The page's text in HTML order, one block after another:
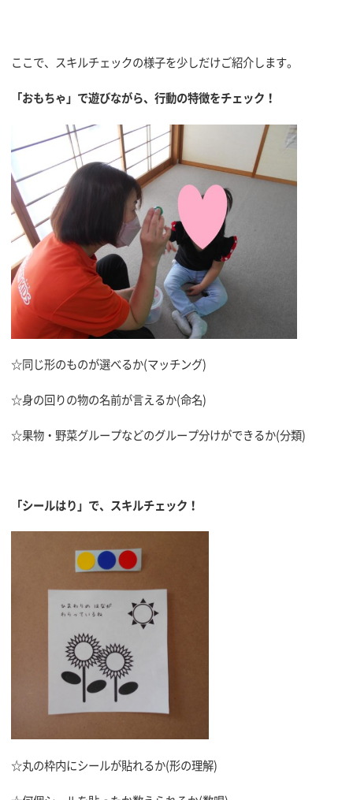
ここで、スキルチェックの様子を少しだけご紹介します。
「おもちゃ」で遊びながら、行動の特徴をチェック！
☆同じ形のものが選べるか(マッチング)
☆身の回りの物の名前が言えるか(命名)
☆果物・野菜グループなどのグループ分けができるか(分類)
「シールはり」で、スキルチェック！
☆丸の枠内にシールが貼れるか(形の理解)